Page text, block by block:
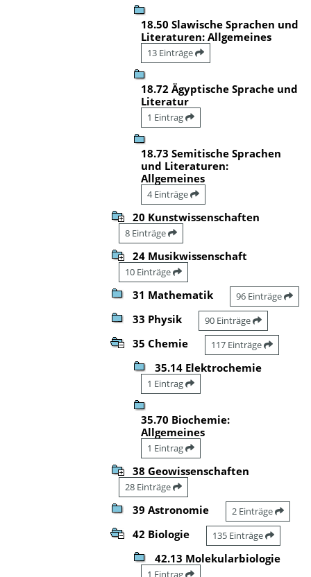
18.50 Slawische Sprachen und
Literaturen: Allgemeines
13 Einträge
18.72 Ägyptische Sprache und
Literatur
1 Eintrag
18.73 Semitische Sprachen
und Literaturen:
Allgemeines
4 Einträge
20 Kunstwissenschaften
8 Einträge
24 Musikwissenschaft
10 Einträge
31 Mathematik 96 Einträge
33 Physik 90 Einträge
35 Chemie 117 Einträge
35.14 Elektrochemie
1 Eintrag
35.70 Biochemie:
Allgemeines
1 Eintrag
38 Geowissenschaften
28 Einträge
39 Astronomie 2 Einträge
42 Biologie 135 Einträge
42.13 Molekularbiologie
1 Eintrag